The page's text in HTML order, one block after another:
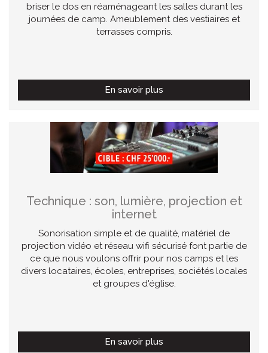
briser le dos en réaménageant les salles durant les
journées de camp. Ameublement des vestiaires et
terrasses compris.
En savoir plus
Technique : son, lumière, projection et
internet
Sonorisation simple et de qualité, matériel de
projection vidéo et réseau wifi sécurisé font partie de
ce que nous voulons offrir pour nos camps et les
divers locataires, écoles, entreprises, sociétés locales
et groupes d'église.
En savoir plus